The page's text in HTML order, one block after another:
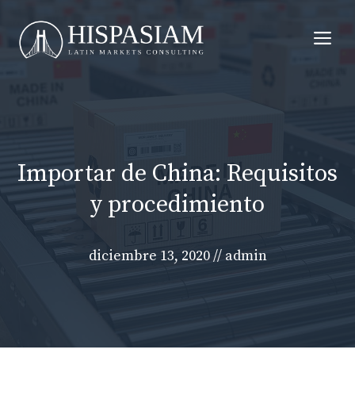
contenido
Importar de China: Requisitos
y procedimiento
diciembre 13, 2020// admin